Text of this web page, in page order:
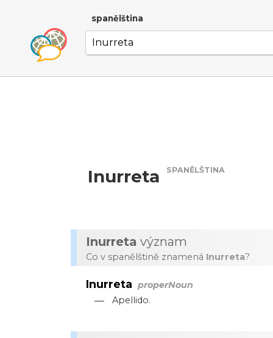
spanělština
Inurreta SPANĚLŠTINA
Inurreta význam
Co v spanělštině znamená Inurreta?
Inurreta properNoun
— Apellido.